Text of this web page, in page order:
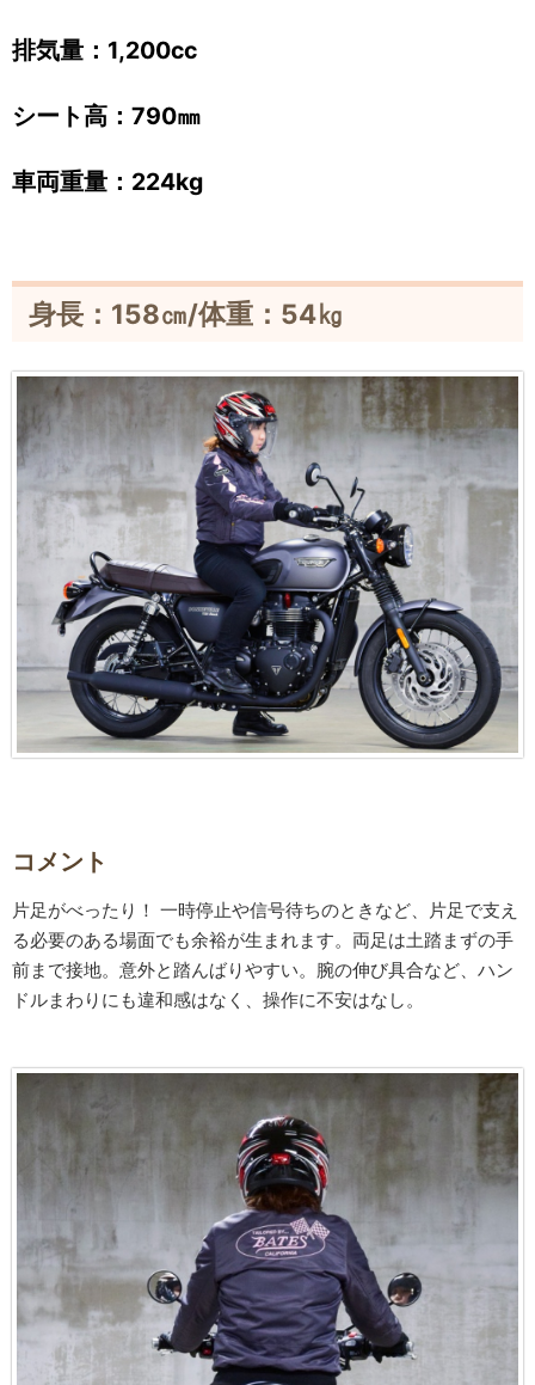
排気量：1,200cc
シート高：790㎜
車両重量：224kg
身長：158㎝/体重：54㎏
コメント
片足がべったり！ 一時停止や信号待ちのときなど、片足で支え
る必要のある場面でも余裕が生まれます。両足は土踏まずの手
前まで接地。意外と踏んばりやすい。腕の伸び具合など、ハン
ドルまわりにも違和感はなく、操作に不安はなし。